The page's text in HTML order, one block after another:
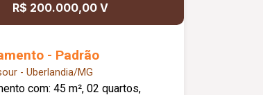
R$ 200.000,00 V
- Padrão
- Uberlandia/MG
45 m², 02 quartos,